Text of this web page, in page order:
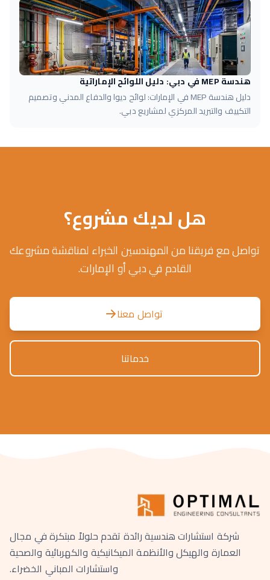
هندسة MEP في دبي: دليل اللوائح الإماراتية
دليل هندسة MEP في الإمارات: لوائح ديوا والدفاع المدني وتصميم
التكييف والتبريد المركزي لمشاريع دبي.
هل لديك مشروع؟
تواصل مع فريقنا من المهندسين الخبراء لمناقشة مشروعك
القادم في دبي أو الإمارات.
تواصل معنا
خدماتنا
شركة استشارات هندسية رائدة تقدم حلولاً مبتكرة في مجال
العمارة والهيكل والأنظمة الميكانيكية والكهربائية والصحية
واستشارات المباني الخضراء.